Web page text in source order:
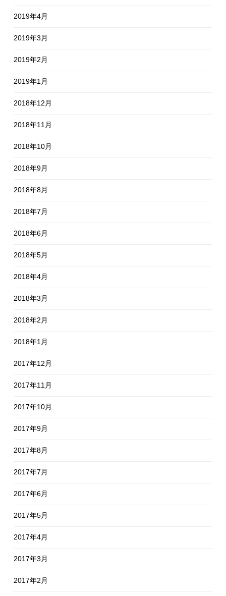
2019年4月
2019年3月
2019年2月
2019年1月
2018年12月
2018年11月
2018年10月
2018年9月
2018年8月
2018年7月
2018年6月
2018年5月
2018年4月
2018年3月
2018年2月
2018年1月
2017年12月
2017年11月
2017年10月
2017年9月
2017年8月
2017年7月
2017年6月
2017年5月
2017年4月
2017年3月
2017年2月